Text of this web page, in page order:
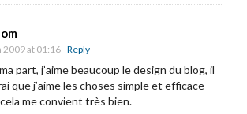
2009 at 01:16- Reply
part, j’aime beaucoup le design du blog, il
que j’aime les choses simple et efficace
me convient très bien.